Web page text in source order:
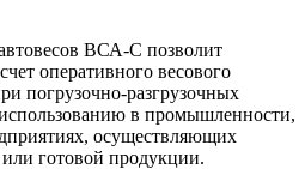
ВСА-С позволит
оперативного весового
погрузочно-разгрузочных
в промышленности,
осуществляющих
готовой продукции.